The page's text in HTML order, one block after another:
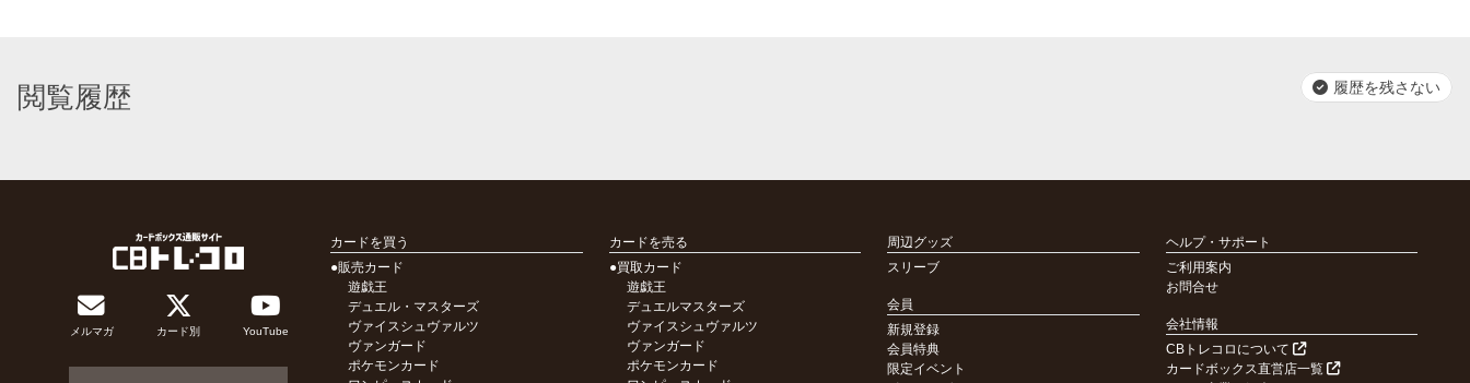
閲覧履歴 履歴を残さない
メルマガ カード別 YouTube
カードを買う
●販売カード
遊戯王
デュエル・マスターズ
ヴァイスシュヴァルツ
ヴァンガード
ポケモンカード
カードを売る
●買取カード
遊戯王
デュエルマスターズ
ヴァイスシュヴァルツ
ヴァンガード
ポケモンカード
周辺グッズ
スリーブ
会員
新規登録
会員特典
限定イベント
ヘルプ・サポート
ご利用案内
お問合せ
会社情報
CBトレコロについて
カードボックス直営店一覧